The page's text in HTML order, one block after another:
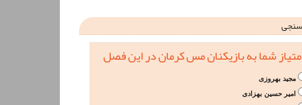
شما به بازیکنان مس کرمان در این فصل
مجید بهروزی
امیر حسین بهزادی